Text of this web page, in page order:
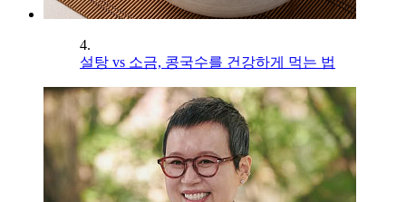
4.
설탕 vs 소금, 콩국수를 건강하게 먹는 법